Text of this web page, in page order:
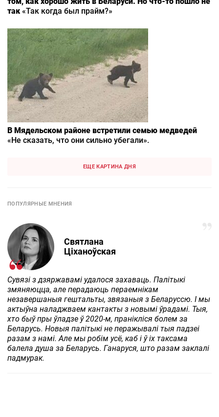
так «Так когда был прайм?»
В Мядельском районе встретили семью медведей
«Не сказать, что они сильно убегали».
ЕЩЕ КАРТИНА ДНЯ
ПОПУЛЯРНЫЕ МНЕНИЯ
Святлана
Ціханоўская
Сувязі з дзяржавамі удалося захаваць. Палітыкі
змяняюцца, але перадаюць пераемнікам
незавершаныя гештальты, звязаныя з Беларуссю. І мы
актыўна наладжваем кантакты з новымі ўрадамі. Тыя,
хто быў пры ўладзе ў 2020-м, пранікліся болем за
Беларусь. Новыя палітыкі не перажывалі тыя падзеі
разам з намі. Але мы робім усё, каб і ў іх таксама
балела душа за Беларусь. Ганаруся, што разам заклалі
падмурак.